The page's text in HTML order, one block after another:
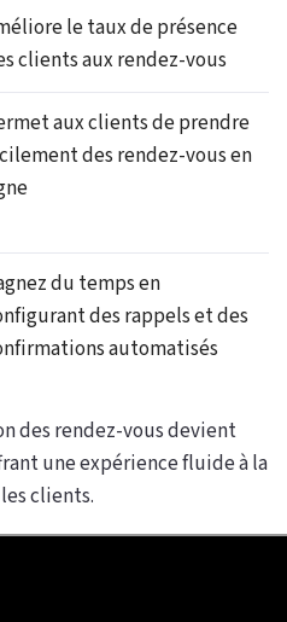
le taux de présence
clients aux rendez-vous
aux clients de prendre
des rendez-vous en
du temps en
des rappels et des
automatisés
des rendez-vous devient
une expérience fluide à la
clients.